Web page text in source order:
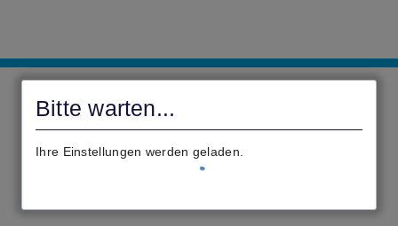
Bitte warten...
Ihre Einstellungen werden geladen.
civento